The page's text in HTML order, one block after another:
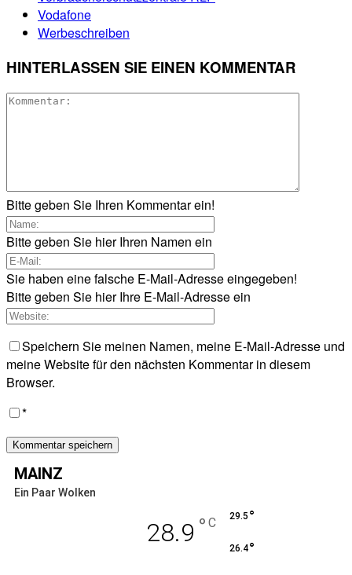
Vodafone
Werbeschreiben
HINTERLASSEN SIE EINEN KOMMENTAR
Bitte geben Sie Ihren Kommentar ein!
Bitte geben Sie hier Ihren Namen ein
Sie haben eine falsche E-Mail-Adresse eingegeben!
Bitte geben Sie hier Ihre E-Mail-Adresse ein
Speichern Sie meinen Namen, meine E-Mail-Adresse und
meine Website für den nächsten Kommentar in diesem
Browser.
*
MAINZ
Ein Paar Wolken
28.9 ° C 29.5 °
26.4°